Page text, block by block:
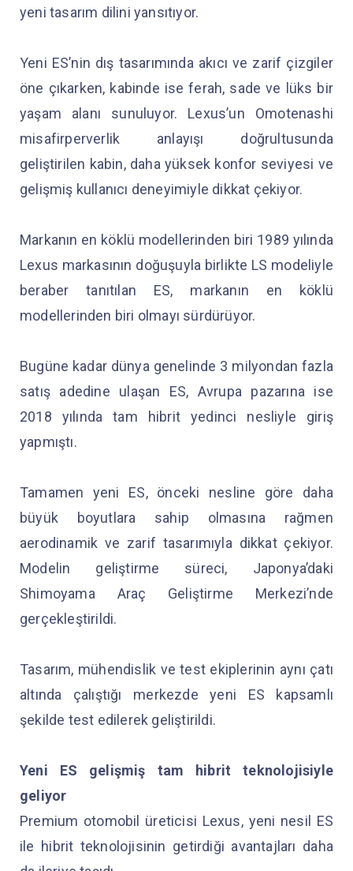
yeni tasarım dilini yansıtıyor.
Yeni ES’nin dış tasarımında akıcı ve zarif çizgiler
öne çıkarken, kabinde ise ferah, sade ve lüks bir
yaşam alanı sunuluyor. Lexus’un Omotenashi
misafirperverlik anlayışı doğrultusunda
geliştirilen kabin, daha yüksek konfor seviyesi ve
gelişmiş kullanıcı deneyimiyle dikkat çekiyor.
Markanın en köklü modellerinden biri 1989 yılında
Lexus markasının doğuşuyla birlikte LS modeliyle
beraber tanıtılan ES, markanın en köklü
modellerinden biri olmayı sürdürüyor.
Bugüne kadar dünya genelinde 3 milyondan fazla
satış adedine ulaşan ES, Avrupa pazarına ise
2018 yılında tam hibrit yedinci nesliyle giriş
yapmıştı.
Tamamen yeni ES, önceki nesline göre daha
büyük boyutlara sahip olmasına rağmen
aerodinamik ve zarif tasarımıyla dikkat çekiyor.
Modelin geliştirme süreci, Japonya’daki
Shimoyama Araç Geliştirme Merkezi’nde
gerçekleştirildi.
Tasarım, mühendislik ve test ekiplerinin aynı çatı
altında çalıştığı merkezde yeni ES kapsamlı
şekilde test edilerek geliştirildi.
Yeni ES gelişmiş tam hibrit teknolojisiyle
geliyor
Premium otomobil üreticisi Lexus, yeni nesil ES
ile hibrit teknolojisinin getirdiği avantajları daha